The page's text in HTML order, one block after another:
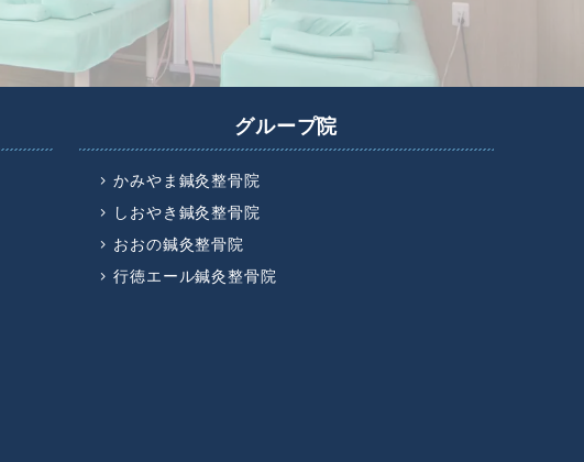
グループ院
かみやま鍼灸整骨院
しおやき鍼灸整骨院
おおの鍼灸整骨院
行徳エール鍼灸整骨院